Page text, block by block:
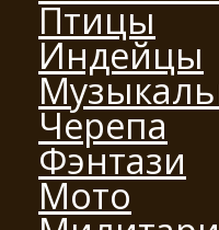
Птицы
Индейцы
Черепа
Фэнтази
Мото